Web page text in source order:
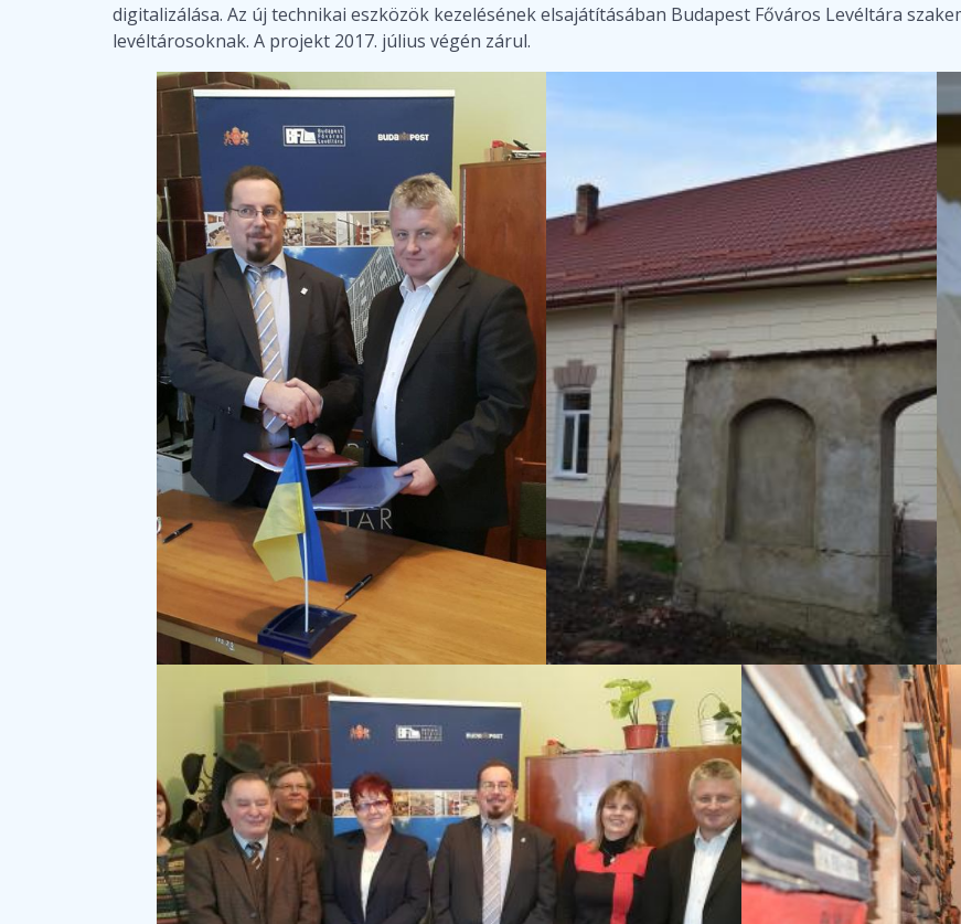
digitalizálása. Az új technikai eszközök kezelésének elsajátításában Budapest Főváros Levéltára
levéltárosoknak. A projekt 2017. július végén zárul.